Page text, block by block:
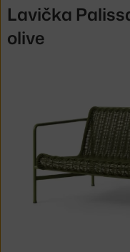
Lavička
olive